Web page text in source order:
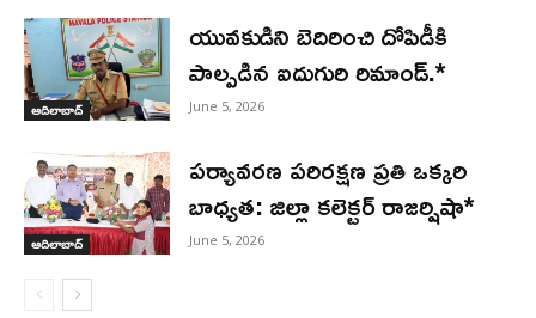
ఆదిలాబాద్
యువకుడిని బెదిరించి దోపిడీకి
పాల్పడిన ఐదుగురి రిమాండ్.*
June 5, 2026
ఆదిలాబాద్
పర్యావరణ పరిరక్షణ ప్రతి ఒక్కరి
బాధ్యత: జిల్లా కలెక్టర్ రాజర్షిషా*
June 5, 2026